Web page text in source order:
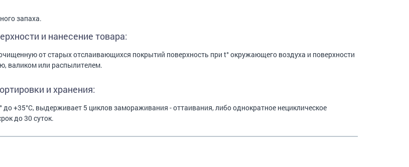
запаха.
и нанесение товара:
от старых отслаивающихся покрытий поверхность при t° окружающего воздуха и поверхности
валиком или распылителем.
и хранения:
до +35°С, выдерживает 5 циклов замораживания - оттаивания, либо однократное нециклическое
до 30 суток.